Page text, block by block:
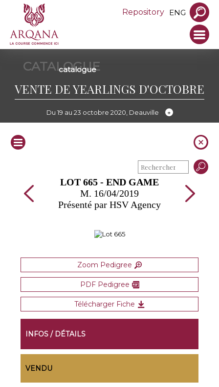
Repository ENG
CATALOGUE
catalogue
VENTE DE YEARLINGS D'OCTOBRE
Du 19 au 23 octobre 2020, Deauville
LOT 665 - END GAME
M. 16/04/2019
Présenté par HSV Agency
Zoom Pedigree
PDF Pedigree
Télécharger Fiche
INFOS / DÉTAILS
VENDU